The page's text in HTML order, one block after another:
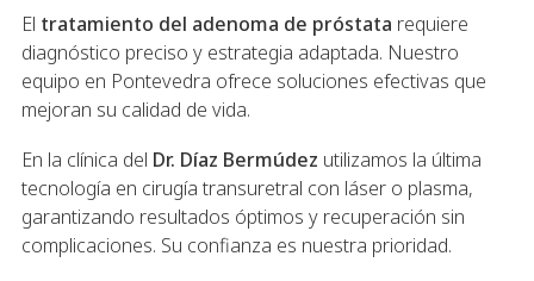
El tratamiento del adenoma de próstata requiere
diagnóstico preciso y estrategia adaptada. Nuestro
equipo en Pontevedra ofrece soluciones efectivas que
mejoran su calidad de vida.
En la clínica del Dr. Díaz Bermúdez utilizamos la última
tecnología en cirugía transuretral con láser o plasma,
garantizando resultados óptimos y recuperación sin
complicaciones. Su confianza es nuestra prioridad.